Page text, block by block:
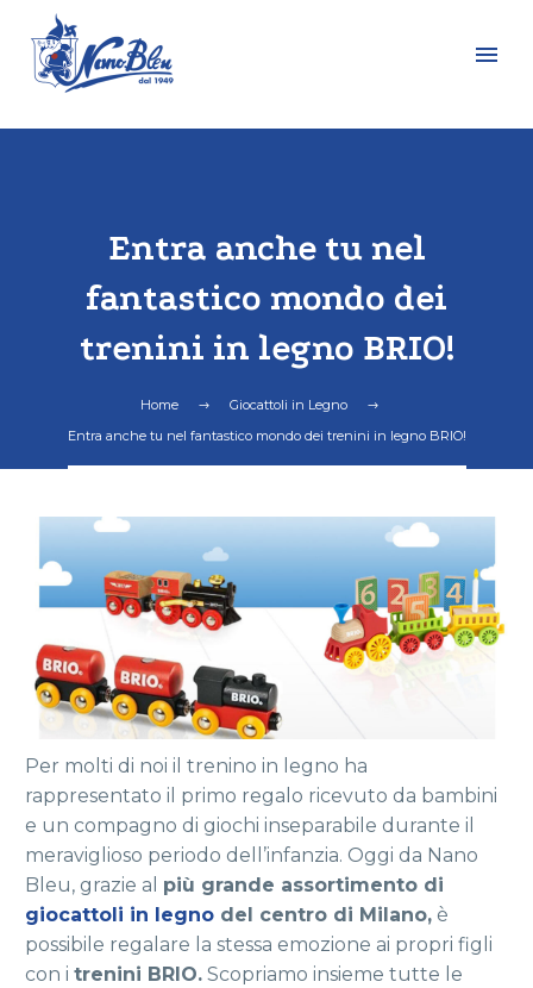
Entra anche tu nel
fantastico mondo dei
trenini in legno BRIO!
Home
Giocattoli in Legno
Entra anche tu nel fantastico mondo dei trenini in legno BRIO!
Per molti di noi il trenino in legno ha
rappresentato il primo regalo ricevuto da bambini
e un compagno di giochi inseparabile durante il
meraviglioso periodo dell’infanzia. Oggi da Nano
Bleu, grazie al più grande assortimento di
giocattoli in legno del centro di Milano, è
possibile regalare la stessa emozione ai propri figli
con i trenini BRIO. Scopriamo insieme tutte le